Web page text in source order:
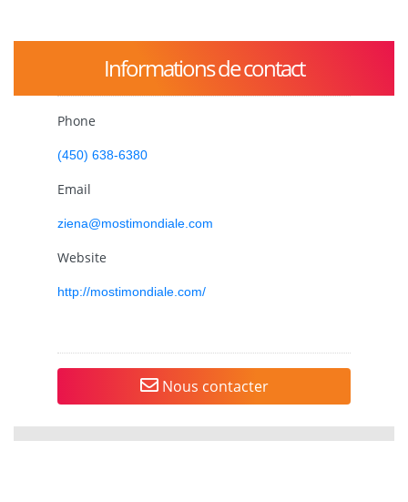
Informations de contact
Phone
(450) 638-6380
Email
ziena@mostimondiale.com
Website
http://mostimondiale.com/
Nous contacter